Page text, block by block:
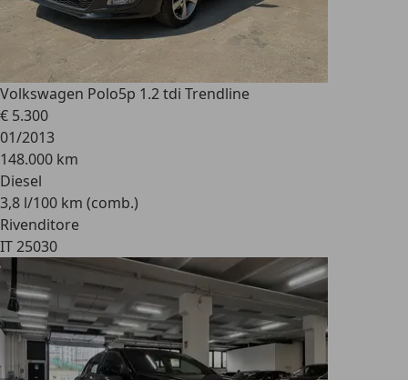
Volkswagen Polo5p 1.2 tdi Trendline
€ 5.300
01/2013
148.000 km
Diesel
3,8 l/100 km (comb.)
Rivenditore
IT 25030